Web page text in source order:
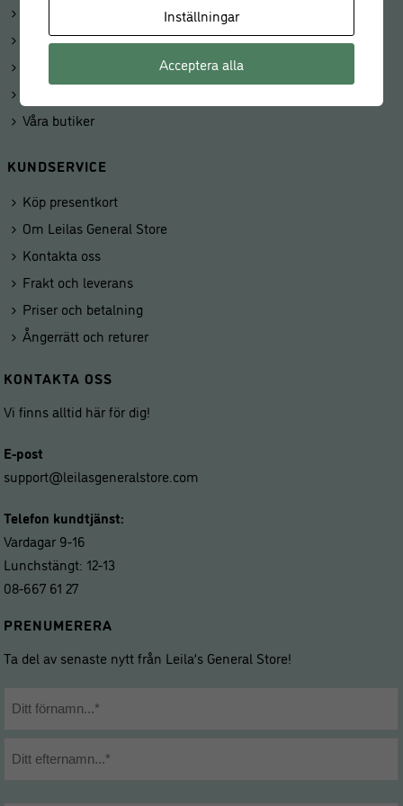
Mitt konto
Våra butiker
KUNDSERVICE
Köp presentkort
Om Leilas General Store
Kontakta oss
Frakt och leverans
Priser och betalning
Ångerrätt och returer
KONTAKTA OSS
Vi finns alltid här för dig!
E-post
support@leilasgeneralstore.com
Telefon kundtjänst:
Vardagar 9-16
Lunchstängt: 12-13
08-667 61 27
PRENUMERERA
Ta del av senaste nytt från Leila’s General Store!
Inställningar
Acceptera alla